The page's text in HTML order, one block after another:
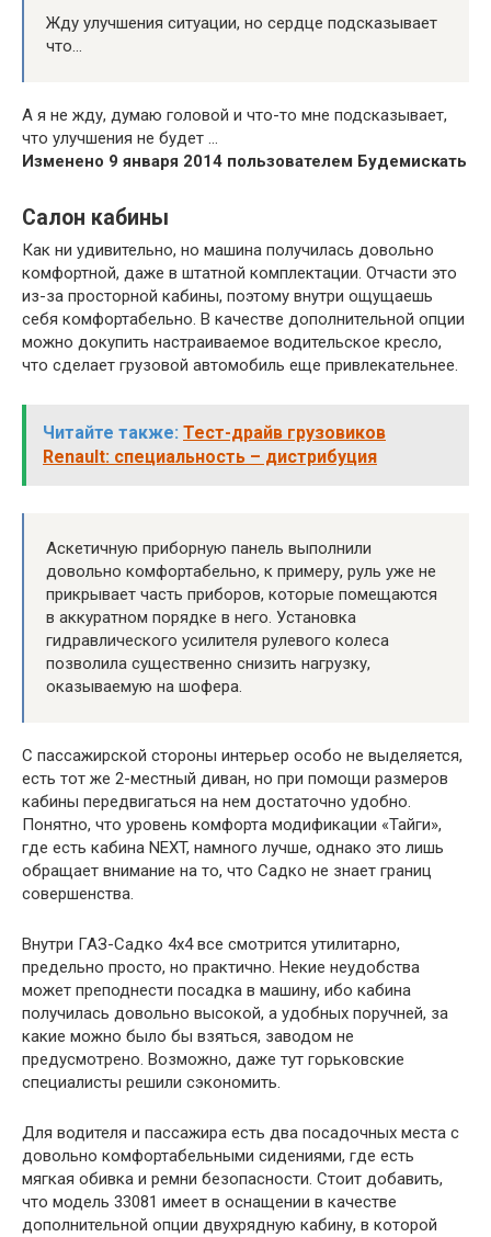
Жду улучшения ситуации, но сердце подсказывает
что…
А я не жду, думаю головой и что-то мне подсказывает,
что улучшения не будет …
Изменено 9 января 2014 пользователем Будемискать
Салон кабины
Как ни удивительно, но машина получилась довольно
комфортной, даже в штатной комплектации. Отчасти это
из-за просторной кабины, поэтому внутри ощущаешь
себя комфортабельно. В качестве дополнительной опции
можно докупить настраиваемое водительское кресло,
что сделает грузовой автомобиль еще привлекательнее.
Читайте также: Тест-драйв грузовиков
Renault: специальность – дистрибуция
Аскетичную приборную панель выполнили
довольно комфортабельно, к примеру, руль уже не
прикрывает часть приборов, которые помещаются
в аккуратном порядке в него. Установка
гидравлического усилителя рулевого колеса
позволила существенно снизить нагрузку,
оказываемую на шофера.
С пассажирской стороны интерьер особо не выделяется,
есть тот же 2-местный диван, но при помощи размеров
кабины передвигаться на нем достаточно удобно.
Понятно, что уровень комфорта модификации «Тайги»,
где есть кабина NEXT, намного лучше, однако это лишь
обращает внимание на то, что Садко не знает границ
совершенства.
Внутри ГАЗ-Садко 4х4 все смотрится утилитарно,
предельно просто, но практично. Некие неудобства
может преподнести посадка в машину, ибо кабина
получилась довольно высокой, а удобных поручней, за
какие можно было бы взяться, заводом не
предусмотрено. Возможно, даже тут горьковские
специалисты решили сэкономить.
Для водителя и пассажира есть два посадочных места с
довольно комфортабельными сидениями, где есть
мягкая обивка и ремни безопасности. Стоит добавить,
что модель 33081 имеет в оснащении в качестве
дополнительной опции двухрядную кабину, в которой